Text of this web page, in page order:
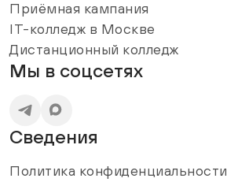
Приёмная кампания
IT-колледж в Москве
Дистанционный колледж
Мы в соцсетях
Сведения
Политика конфиденциальности